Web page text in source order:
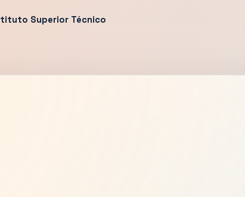
Superior Técnico